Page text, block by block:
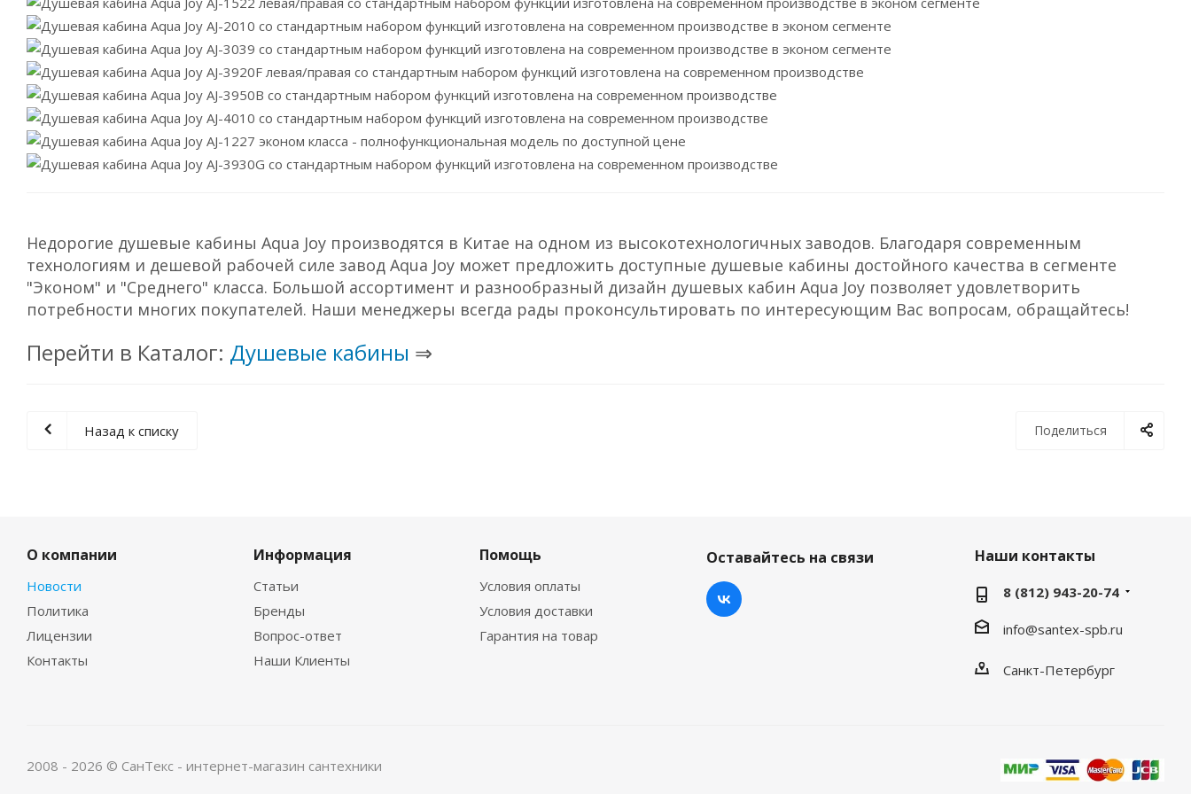
Недорогие душевые кабины Aqua Joy производятся в Китае на одном из высокотехнологичных заводов. Благодаря современным
технологиям и дешевой рабочей силе завод Aqua Joy может предложить доступные душевые кабины достойного качества в сегменте
"Эконом" и "Среднего" класса. Большой ассортимент и разнообразный дизайн душевых кабин Aqua Joy позволяет удовлетворить
потребности многих покупателей. Наши менеджеры всегда рады проконсультировать по интересующим Вас вопросам, обращайтесь!
Перейти в Каталог: Душевые кабины ⇒
Поделиться
Назад к списку
О компании
Новости
Политика
Лицензии
Контакты
Информация
Статьи
Бренды
Вопрос-ответ
Наши Клиенты
Помощь
Условия оплаты
Условия доставки
Гарантия на товар
Оставайтесь на связи Наши контакты
8 (812) 943-20-74
info@santex-spb.ru
Санкт-Петербург
2008 - 2026 © СанТекс - интернет-магазин cантехники